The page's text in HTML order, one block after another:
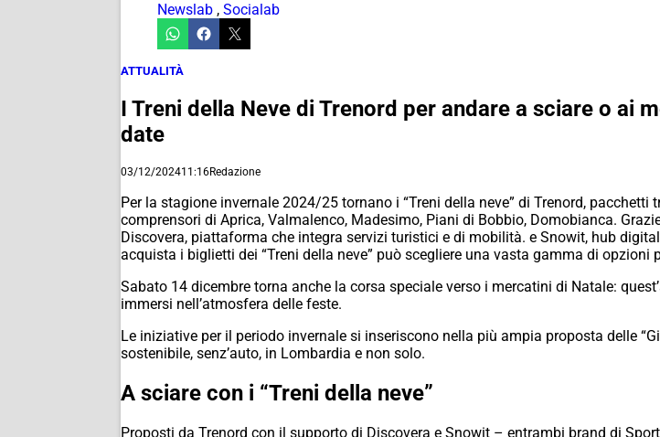
Newslab , Socialab
ATTUALITÀ
I Treni della Neve di Trenord per andare a sciare o ai
date
03/12/202411:16Redazione
Per la stagione invernale 2024/25 tornano i “Treni della neve” di Trenord,
comprensori di Aprica, Valmalenco, Madesimo, Piani di Bobbio, Domobianca.
Discovera, piattaforma che integra servizi turistici e di mobilità. e Snowit, hub
acquista i biglietti dei “Treni della neve” può scegliere una vasta gamma di opzioni
Sabato 14 dicembre torna anche la corsa speciale verso i mercatini di Natale:
immersi nell’atmosfera delle feste.
Le iniziative per il periodo invernale si inseriscono nella più ampia proposta delle
sostenibile, senz’auto, in Lombardia e non solo.
A sciare con i “Treni della neve”
Proposti da Trenord con il supporto di Discovera e Snowit – entrambi brand di